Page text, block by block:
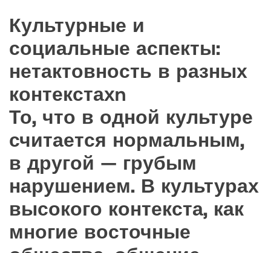
Культурные и
социальные аспекты:
нетактовность в разных
контекстахn
То, что в одной культуре
считается нормальным,
в другой — грубым
нарушением. В культурах
высокого контекста, как
многие восточные